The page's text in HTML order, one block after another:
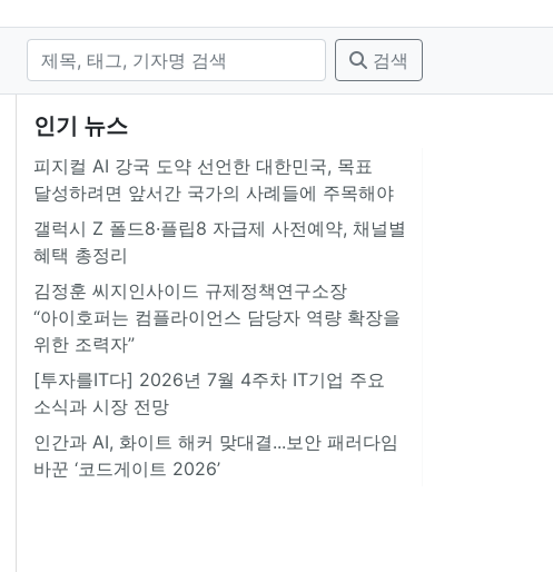
검색
인기 뉴스
피지컬 AI 강국 도약 선언한 대한민국, 목표
달성하려면 앞서간 국가의 사례들에 주목해야
갤럭시 Z 폴드8·플립8 자급제 사전예약, 채널별
혜택 총정리
김정훈 씨지인사이드 규제정책연구소장
“아이호퍼는 컴플라이언스 담당자 역량 확장을
위한 조력자”
[투자를IT다] 2026년 7월 4주차 IT기업 주요
소식과 시장 전망
인간과 AI, 화이트 해커 맞대결...보안 패러다임
바꾼 ‘코드게이트 2026’